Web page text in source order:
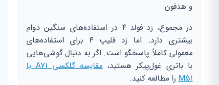
و هدفون
در مجموع، زد فولد ۴ در استفاده‌های سنگین دوام
بیشتری دارد. اما زد فلیپ ۴ برای استفاده‌های
معمولی کاملاً پاسخگو است. اگر به دنبال گوشی‌هایی
با باتری غول‌پیکر هستید،
مقایسه گلکسی A71 با
M51 را مطالعه کنید.